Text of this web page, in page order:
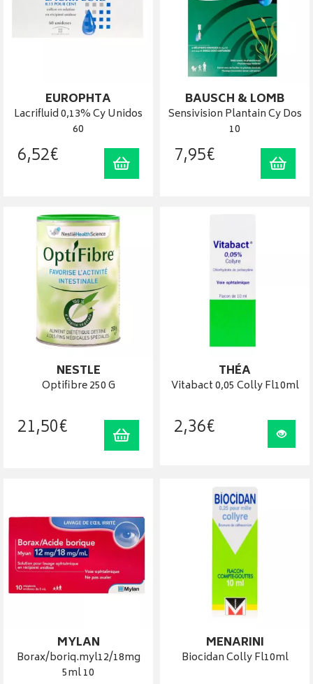
EUROPHTA
Lacrifluid 0,13% Cy Unidos
60
6,52€ Ajouter au panier
BAUSCH & LOMB
Sensivision Plantain Cy Dos
10
7,95€
NESTLE
Optifibre 250 G
21,50€ Ajouter au panier
THÉA
Vitabact 0,05 Colly Fl10ml
2,36€
MYLAN
Borax/boriq.myl12/18mg
5ml 10
MENARINI
Biocidan Colly Fl10ml